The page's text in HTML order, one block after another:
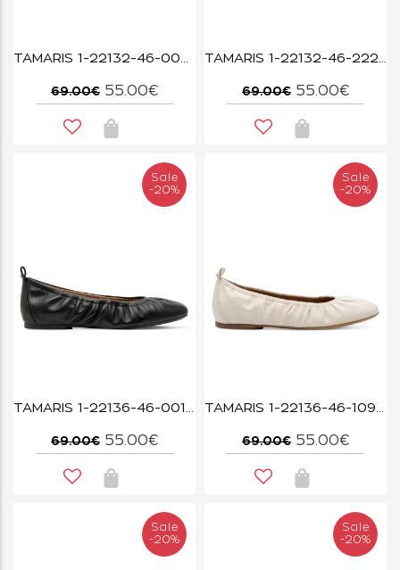
TAMARIS 1-22132-46-006 BLACK STRUCT.
69.00€ 55.00€
TAMARIS 1-22132-46-222 NUDE STRUCTURE
69.00€ 55.00€
Sale
-20%
TAMARIS 1-22136-46-001 BLACK
69.00€ 55.00€
Sale
-20%
TAMARIS 1-22136-46-109 OFFWHITE
69.00€ 55.00€
Sale
-20%
Sale
-20%